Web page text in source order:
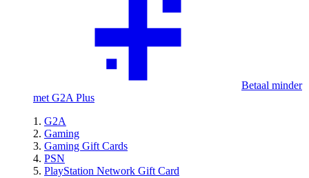
Betaal minder
met G2A Plus
G2A
Gaming
Gaming Gift Cards
PSN
PlayStation Network Gift Card